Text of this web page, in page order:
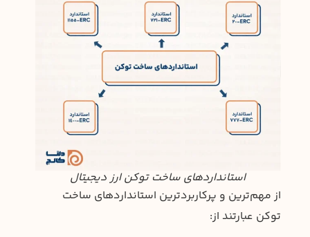
استانداردهای ساخت توکن ارز دیجیتال
از مهم‌ترین و پرکاربردترین استانداردهای ساخت
توکن عبارتند از: